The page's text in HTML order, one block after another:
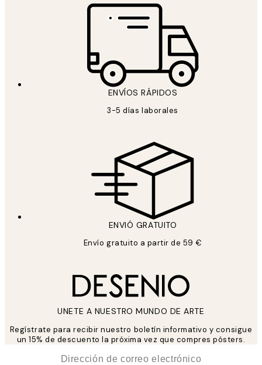
ENVÍOS RÁPIDOS
3-5 días laborales
ENVIÓ GRATUITO
Envío gratuito a partir de 59 €
UNETE A NUESTRO MUNDO DE ARTE
Regístrate para recibir nuestro boletín informativo y consigue
un 15% de descuento la próxima vez que compres pósters.